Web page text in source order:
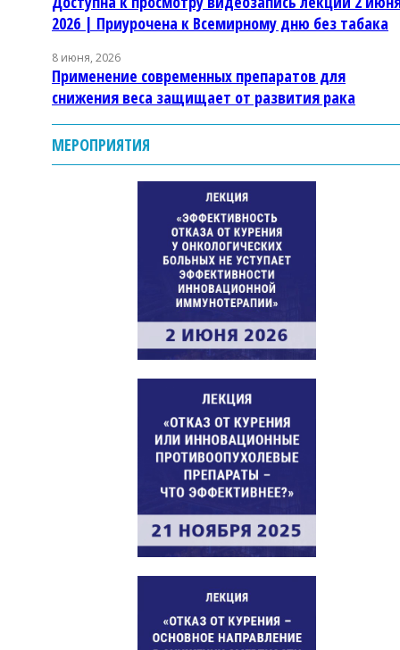
2026 | Приурочена к Всемирному дню без табака
8 июня, 2026
Применение современных препаратов для
снижения веса защищает от развития рака
МЕРОПРИЯТИЯ